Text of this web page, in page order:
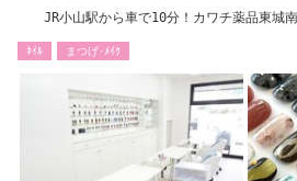
JR小山駅から車で10分！カワチ薬品東城
ﾈｲﾙ まつげ･ﾒｲｸ